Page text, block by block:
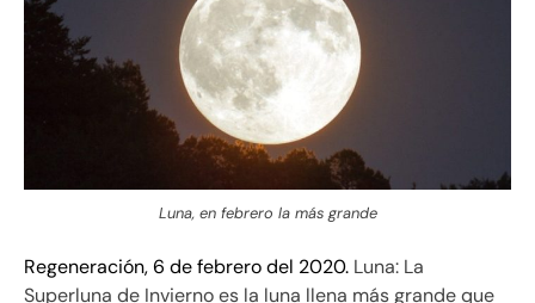
Luna, en febrero la más grande
Regeneración, 6 de febrero del 2020. Luna: La
Superluna de Invierno es la luna llena más grande que